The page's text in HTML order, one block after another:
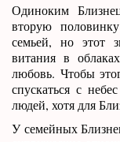
Одиноким
вторую
семьей, но этот
витания в
любовь. Чтобы
спускаться с
людей, хотя для
У семейных